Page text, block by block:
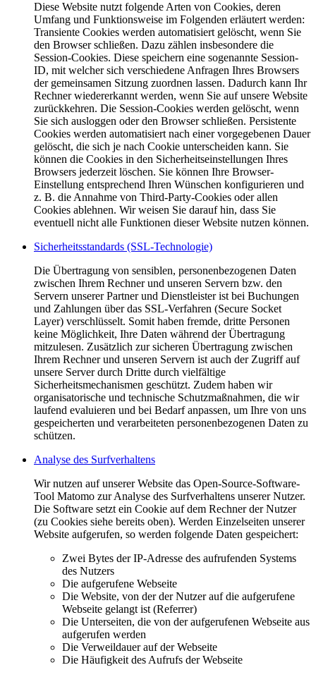
Diese Website nutzt folgende Arten von Cookies, deren
Umfang und Funktionsweise im Folgenden erläutert werden:
Transiente Cookies werden automatisiert gelöscht, wenn Sie
den Browser schließen. Dazu zählen insbesondere die
Session-Cookies. Diese speichern eine sogenannte Session-
ID, mit welcher sich verschiedene Anfragen Ihres Browsers
der gemeinsamen Sitzung zuordnen lassen. Dadurch kann Ihr
Rechner wiedererkannt werden, wenn Sie auf unsere Website
zurückkehren. Die Session-Cookies werden gelöscht, wenn
Sie sich ausloggen oder den Browser schließen. Persistente
Cookies werden automatisiert nach einer vorgegebenen Dauer
gelöscht, die sich je nach Cookie unterscheiden kann. Sie
können die Cookies in den Sicherheitseinstellungen Ihres
Browsers jederzeit löschen. Sie können Ihre Browser-
Einstellung entsprechend Ihren Wünschen konfigurieren und
z. B. die Annahme von Third-Party-Cookies oder allen
Cookies ablehnen. Wir weisen Sie darauf hin, dass Sie
eventuell nicht alle Funktionen dieser Website nutzen können.
Sicherheitsstandards (SSL-Technologie)
Die Übertragung von sensiblen, personenbezogenen Daten
zwischen Ihrem Rechner und unseren Servern bzw. den
Servern unserer Partner und Dienstleister ist bei Buchungen
und Zahlungen über das SSL-Verfahren (Secure Socket
Layer) verschlüsselt. Somit haben fremde, dritte Personen
keine Möglichkeit, Ihre Daten während der Übertragung
mitzulesen. Zusätzlich zur sicheren Übertragung zwischen
Ihrem Rechner und unseren Servern ist auch der Zugriff auf
unsere Server durch Dritte durch vielfältige
Sicherheitsmechanismen geschützt. Zudem haben wir
organisatorische und technische Schutzmaßnahmen, die wir
laufend evaluieren und bei Bedarf anpassen, um Ihre von uns
gespeicherten und verarbeiteten personenbezogenen Daten zu
schützen.
Analyse des Surfverhaltens
Wir nutzen auf unserer Website das Open-Source-Software-
Tool Matomo zur Analyse des Surfverhaltens unserer Nutzer.
Die Software setzt ein Cookie auf dem Rechner der Nutzer
(zu Cookies siehe bereits oben). Werden Einzelseiten unserer
Website aufgerufen, so werden folgende Daten gespeichert:
Zwei Bytes der IP-Adresse des aufrufenden Systems
des Nutzers
Die aufgerufene Webseite
Die Website, von der der Nutzer auf die aufgerufene
Webseite gelangt ist (Referrer)
Die Unterseiten, die von der aufgerufenen Webseite aus
aufgerufen werden
Die Verweildauer auf der Webseite
Die Häufigkeit des Aufrufs der Webseite